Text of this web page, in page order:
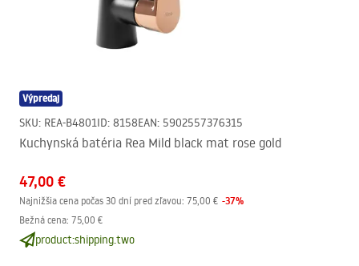
Výpredaj
SKU: REA-B4801ID: 8158EAN: 5902557376315
Kuchynská batéria Rea Mild black mat rose gold
47,00 €
Najnižšia cena počas 30 dní pred zľavou: 75,00 € -37%
Bežná cena: 75,00 €
product:shipping.two